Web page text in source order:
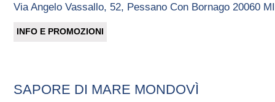
Via Angelo Vassallo, 52, Pessano Con Bornago 20060 MI
INFO E PROMOZIONI
SAPORE DI MARE MONDOVÌ